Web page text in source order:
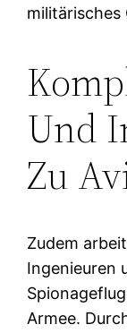
Und
Zu
Zudem
Ingenieuren
Armee.